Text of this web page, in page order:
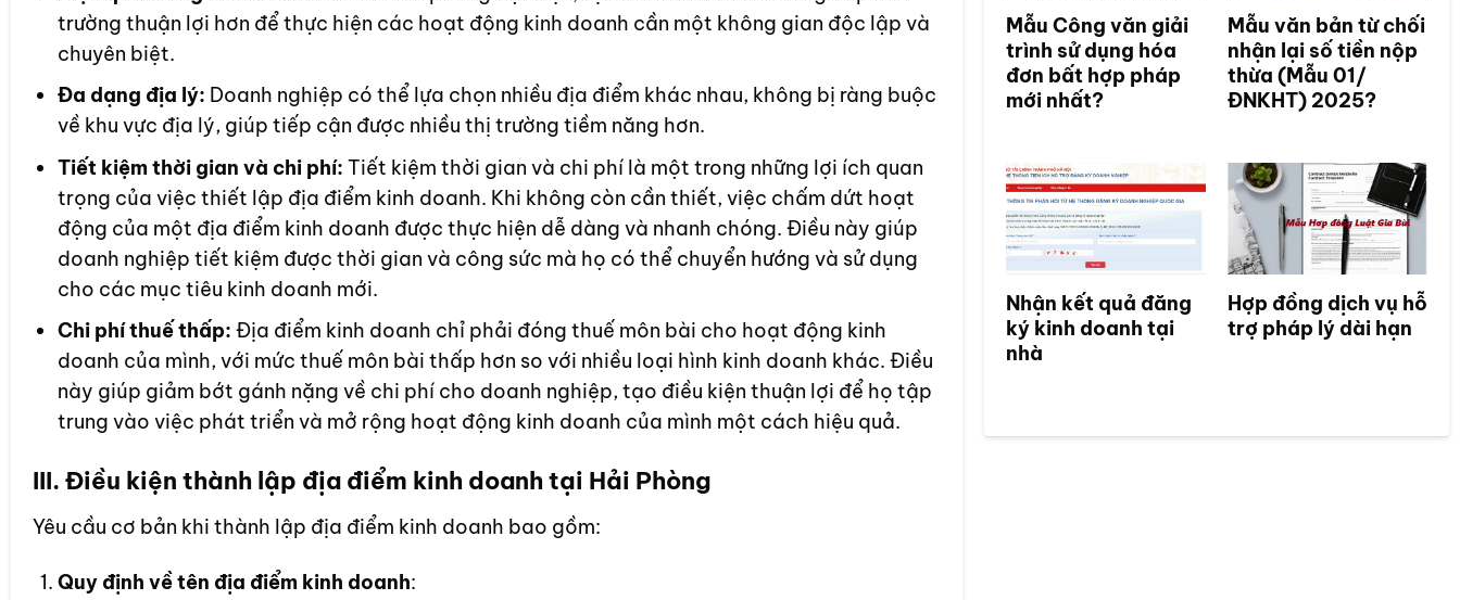
trường thuận lợi hơn để thực hiện các hoạt động kinh doanh cần một không gian độc lập và
chuyên biệt.
Đa dạng địa lý: Doanh nghiệp có thể lựa chọn nhiều địa điểm khác nhau, không bị ràng buộc
về khu vực địa lý, giúp tiếp cận được nhiều thị trường tiềm năng hơn.
Tiết kiệm thời gian và chi phí: Tiết kiệm thời gian và chi phí là một trong những lợi ích quan
trọng của việc thiết lập địa điểm kinh doanh. Khi không còn cần thiết, việc chấm dứt hoạt
động của một địa điểm kinh doanh được thực hiện dễ dàng và nhanh chóng. Điều này giúp
doanh nghiệp tiết kiệm được thời gian và công sức mà họ có thể chuyển hướng và sử dụng
cho các mục tiêu kinh doanh mới.
Chi phí thuế thấp: Địa điểm kinh doanh chỉ phải đóng thuế môn bài cho hoạt động kinh
doanh của mình, với mức thuế môn bài thấp hơn so với nhiều loại hình kinh doanh khác. Điều
này giúp giảm bớt gánh nặng về chi phí cho doanh nghiệp, tạo điều kiện thuận lợi để họ tập
trung vào việc phát triển và mở rộng hoạt động kinh doanh của mình một cách hiệu quả.
III. Điều kiện thành lập địa điểm kinh doanh tại Hải Phòng
Yêu cầu cơ bản khi thành lập địa điểm kinh doanh bao gồm:
Quy định về tên địa điểm kinh doanh:
Mẫu Công văn giải
trình sử dụng hóa
đơn bất hợp pháp
mới nhất?
Mẫu văn bản từ chối
nhận lại số tiền nộp
thừa (Mẫu 01/
ĐNKHT) 2025?
Nhận kết quả đăng
ký kinh doanh tại
nhà
Hợp đồng dịch vụ hỗ
trợ pháp lý dài hạn